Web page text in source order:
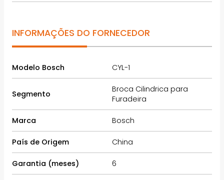
INFORMAÇÕES DO FORNECEDOR
Modelo Bosch CYL-1
Segmento
Broca Cilindrica para
Furadeira
Marca Bosch
País de Origem China
Garantia (meses) 6